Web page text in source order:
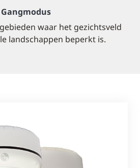
Gangmodus
waar het gezichtsveld
landschappen beperkt is.